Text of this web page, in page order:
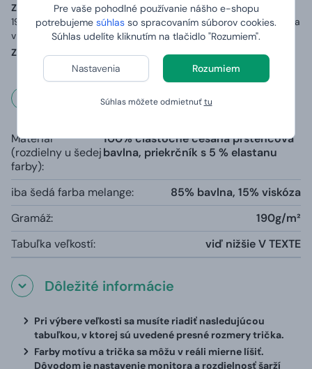
Pre vaše pohodlné používanie nášho e-shopu
potrebujeme súhlas so spracovaním súborov cookies.
Súhlas udelíte kliknutím na tlačidlo "Rozumiem".
Nastavenia Rozumiem
Súhlas môžete odmietnuťtu
Zoznam zložiek (zloženie): Materiál: 100% bavlna o gramáži až
190 g/m2, přídavek 5 % elastanu v průkrčníku a zpevňující páska
v ramenou.
Země původu:
Vyrobeno v Bangladéši, potištěno v ČR
Rozmery a váha
Materiál
(rozdielny u šedej
farby):
100% čiastočne česaná prstencová
bavlna, priekrčník s 5 % elastanu
iba šedá farba melange:
85% bavlna, 15% viskóza
Gramáž:
190g/m²
Tabuľka veľkostí:
viď nižšie V TEXTE
Dôležité informácie
Pri výbere veľkosti sa musíte riadiť nasledujúcou
tabuľkou, v ktorej sú uvedené presné rozmery trička.
Farby motívu a trička sa môžu v reáli mierne líšiť.
Dôvodom je nastavenie monitora a rozdielnosť šarží